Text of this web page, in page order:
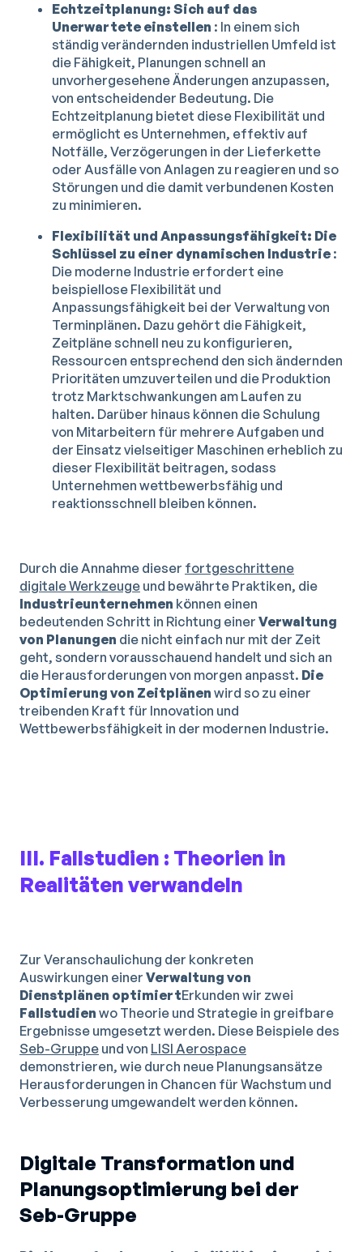
Echtzeitplanung: Sich auf das
Unerwartete einstellen : In einem sich
ständig verändernden industriellen Umfeld ist
die Fähigkeit, Planungen schnell an
unvorhergesehene Änderungen anzupassen,
von entscheidender Bedeutung. Die
Echtzeitplanung bietet diese Flexibilität und
ermöglicht es Unternehmen, effektiv auf
Notfälle, Verzögerungen in der Lieferkette
oder Ausfälle von Anlagen zu reagieren und so
Störungen und die damit verbundenen Kosten
zu minimieren.
Flexibilität und Anpassungsfähigkeit: Die
Schlüssel zu einer dynamischen Industrie :
Die moderne Industrie erfordert eine
beispiellose Flexibilität und
Anpassungsfähigkeit bei der Verwaltung von
Terminplänen. Dazu gehört die Fähigkeit,
Zeitpläne schnell neu zu konfigurieren,
Ressourcen entsprechend den sich ändernden
Prioritäten umzuverteilen und die Produktion
trotz Marktschwankungen am Laufen zu
halten. Darüber hinaus können die Schulung
von Mitarbeitern für mehrere Aufgaben und
der Einsatz vielseitiger Maschinen erheblich zu
dieser Flexibilität beitragen, sodass
Unternehmen wettbewerbsfähig und
reaktionsschnell bleiben können.
Durch die Annahme dieser fortgeschrittene
digitale Werkzeuge und bewährte Praktiken, die
Industrieunternehmen können einen
bedeutenden Schritt in Richtung einer Verwaltung
von Planungen die nicht einfach nur mit der Zeit
geht, sondern vorausschauend handelt und sich an
die Herausforderungen von morgen anpasst. Die
Optimierung von Zeitplänen wird so zu einer
treibenden Kraft für Innovation und
Wettbewerbsfähigkeit in der modernen Industrie.
III. Fallstudien : Theorien in
Realitäten verwandeln
Zur Veranschaulichung der konkreten
Auswirkungen einer Verwaltung von
Dienstplänen optimiertErkunden wir zwei
Fallstudien wo Theorie und Strategie in greifbare
Ergebnisse umgesetzt werden. Diese Beispiele des
Seb-Gruppe und von LISI Aerospace
demonstrieren, wie durch neue Planungsansätze
Herausforderungen in Chancen für Wachstum und
Verbesserung umgewandelt werden können.
Digitale Transformation und
Planungsoptimierung bei der
Seb-Gruppe